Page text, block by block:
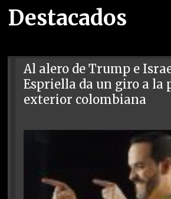
Destacados
Al alero de Trump e
Espriella da un giro a la
exterior colombiana